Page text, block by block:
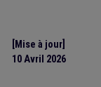
[Mise à jour]
10 Avril 2026